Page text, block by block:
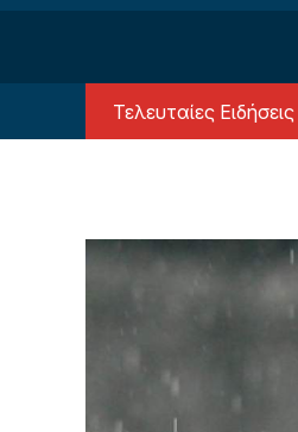
Τελευταίες Ειδήσεις
Ο Πανσερραϊκός ανακοίνωσε